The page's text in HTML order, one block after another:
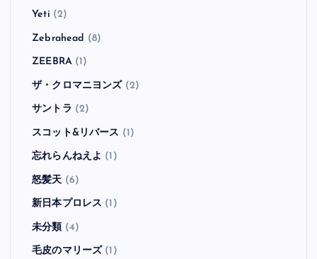
Yeti (2)
Zebrahead (8)
ZEEBRA(1)
ザ・クロマニヨンズ(2)
サントラ (2)
スコット&リバース (1)
忘れらんねえよ (1)
怒髪天 (6)
新日本プロレス (1)
未分類 (4)
毛皮のマリーズ (1)